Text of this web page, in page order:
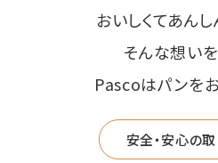
おいしくてあん
そんな想い
Pascoはパンを
安全・安心の